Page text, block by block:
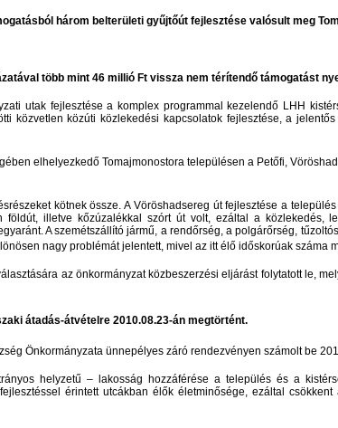
három belterületi gyűjtőút fejlesztése valósult meg
több mint 46 millió Ft vissza nem térítendő támogatást
utak fejlesztése a komplex programmal kezelendő LHH
közvetlen közúti közlekedési kapcsolatok fejlesztése, a
elhelyezkedő Tomajmonostora településen a Petőfi,
kötnek össze. A Vöröshadsereg út fejlesztése a
illetve kőzúzalékkal szórt út volt, ezáltal a közlekedés,
A szemétszállító jármű, a rendőrség, a polgárőrség,
nagy problémát jelentett, mivel az itt élő időskorúak száma
az önkormányzat közbeszerzési eljárást folytatott le,
átadás-átvételre 2010.08.23-án megtörtént.
Önkormányzata ünnepélyes záró rendezvényen számolt be
helyzetű – lakosság hozzáférése a település és a
érintett utcákban élők életminősége, ezáltal